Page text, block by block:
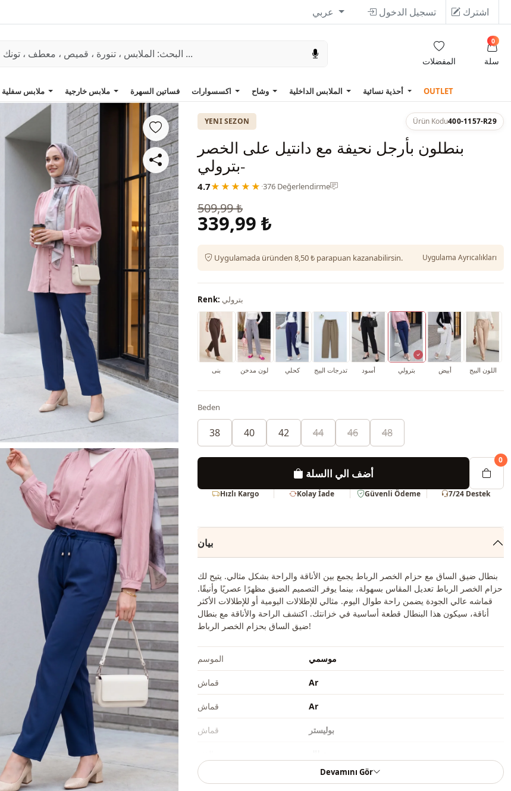
تسجيل الدخول اشترك
المفضلات سلة
0
ملابس سفلية ملابس خارجية فساتين السهرة OUTLET
YENI SEZON Ürün Kodu400-1157-R29
بنطلون بأرجل نحيفة مع دانتيل على الخصر
-بترولي
4.7★★★★★ ·376 Değerlendirme
509,99 ₺
339,99 ₺
Uygulamada üründen 8,50 ₺ parapuan kazanabilirsin. Uygulama Ayrıcalıkları
Renk: بترولي
بنى لون مدخن كحلي تدرجات البيج أسود بترولي أبيض اللون البيج
Beden
38 40 42 44 46 48
أضف الي االسلة
0
Hızlı Kargo Kolay İade Güvenli Ödeme 7/24 Destek
بيان
بنطال ضيق الساق مع حزام الخصر الرباط يجمع بين الأناقة والراحة بشكل مثالي. يتيح لك
حزام الخصر الرباط تعديل المقاس بسهولة، بينما يوفر التصميم الضيق مظهرًا عصريًا وأنيقًا.
قماشه عالي الجودة يضمن راحة طوال اليوم. مثالي للإطلالات اليومية أو للإطلالات الأكثر
أناقة، سيكون هذا البنطال قطعة أساسية في خزانتك. اكتشف الراحة والأناقة مع بنطال
ضيق الساق بحزام الخصر الرباط!
الموسم موسمي
قماش Ar
قماش Ar
قماش بوليستر
الأناقة كاجوال
Devamını Gör